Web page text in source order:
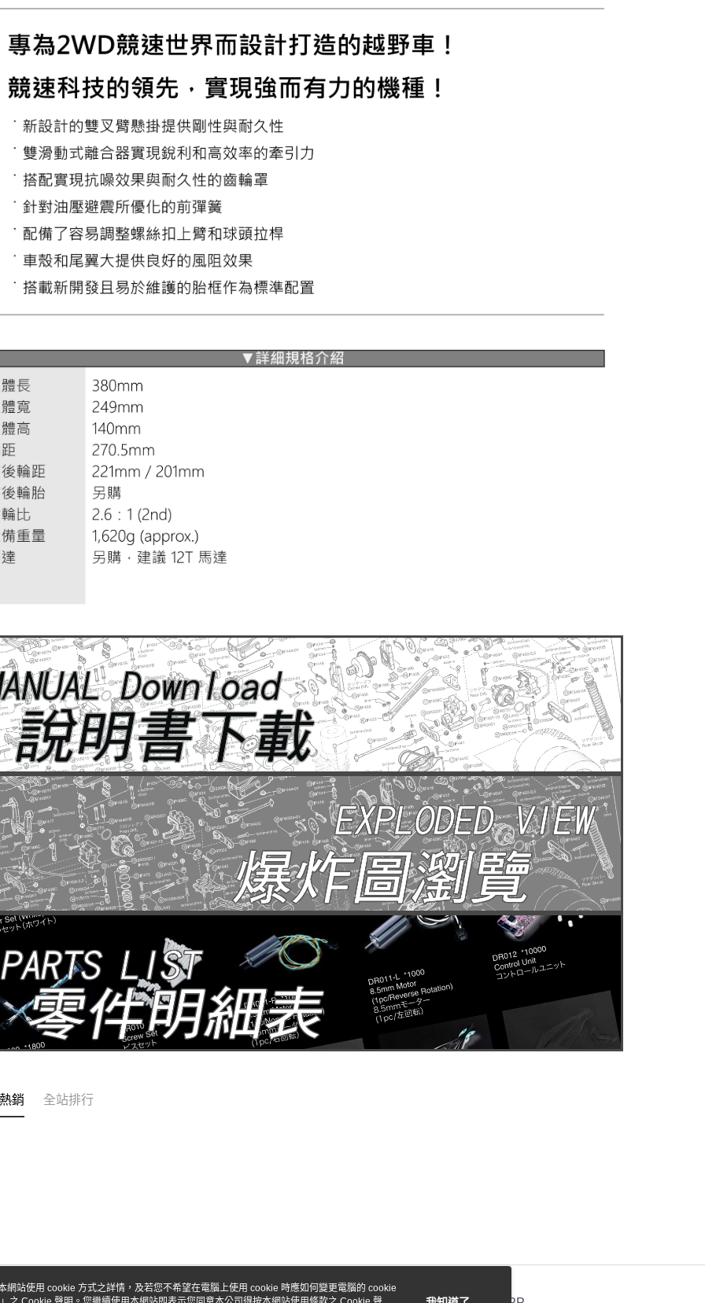
銷 全站排行
網站使用 cookie 方式之詳情，及若您不希望在電腦上使用 cookie 時應如何變更電腦的 cookie